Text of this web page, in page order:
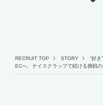
RECRUIT TOP STORY
“好
ECへ、ナイスクラップで続ける挑戦の